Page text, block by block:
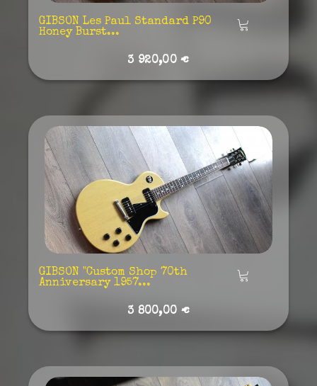
GIBSON Les Paul Standard P90
Honey Burst...
3 920,00 €
GIBSON "Custom Shop 70th
Anniversary 1957...
3 800,00 €